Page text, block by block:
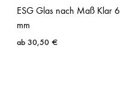
ESG Glas nach Maß Klar 6
mm
ab 30,50 €